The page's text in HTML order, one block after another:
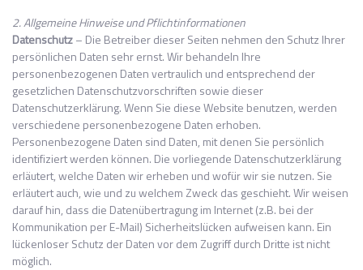
2. Allgemeine Hinweise und Pflichtinformationen
Datenschutz– Die Betreiber dieser Seiten nehmen den Schutz Ihrer
persönlichen Daten sehr ernst. Wir behandeln Ihre
personenbezogenen Daten vertraulich und entsprechend der
gesetzlichen Datenschutzvorschriften sowie dieser
Datenschutzerklärung. Wenn Sie diese Website benutzen, werden
verschiedene personenbezogene Daten erhoben.
Personenbezogene Daten sind Daten, mit denen Sie persönlich
identifiziert werden können. Die vorliegende Datenschutzerklärung
erläutert, welche Daten wir erheben und wofür wir sie nutzen. Sie
erläutert auch, wie und zu welchem Zweck das geschieht. Wir weisen
darauf hin, dass die Datenübertragung im Internet (z.B. bei der
Kommunikation per E-Mail) Sicherheitslücken aufweisen kann. Ein
lückenloser Schutz der Daten vor dem Zugriff durch Dritte ist nicht
möglich.